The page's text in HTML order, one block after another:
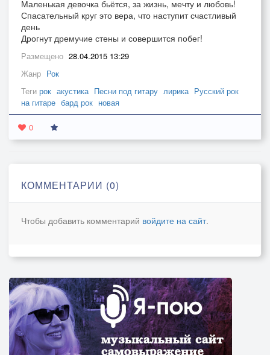
Маленькая девочка бьётся, за жизнь, мечту и любовь!
Спасательный круг это вера, что наступит счастливый
день
Дрогнут дремучие стены и совершится побег!
Размещено 28.04.2015 13:29
Жанр Рок
Теги рок акустика Песни под гитару лирика Русский рок
на гитаре бард рок новая
0
КОММЕНТАРИИ (0)
Чтобы добавить комментарий войдите на сайт.